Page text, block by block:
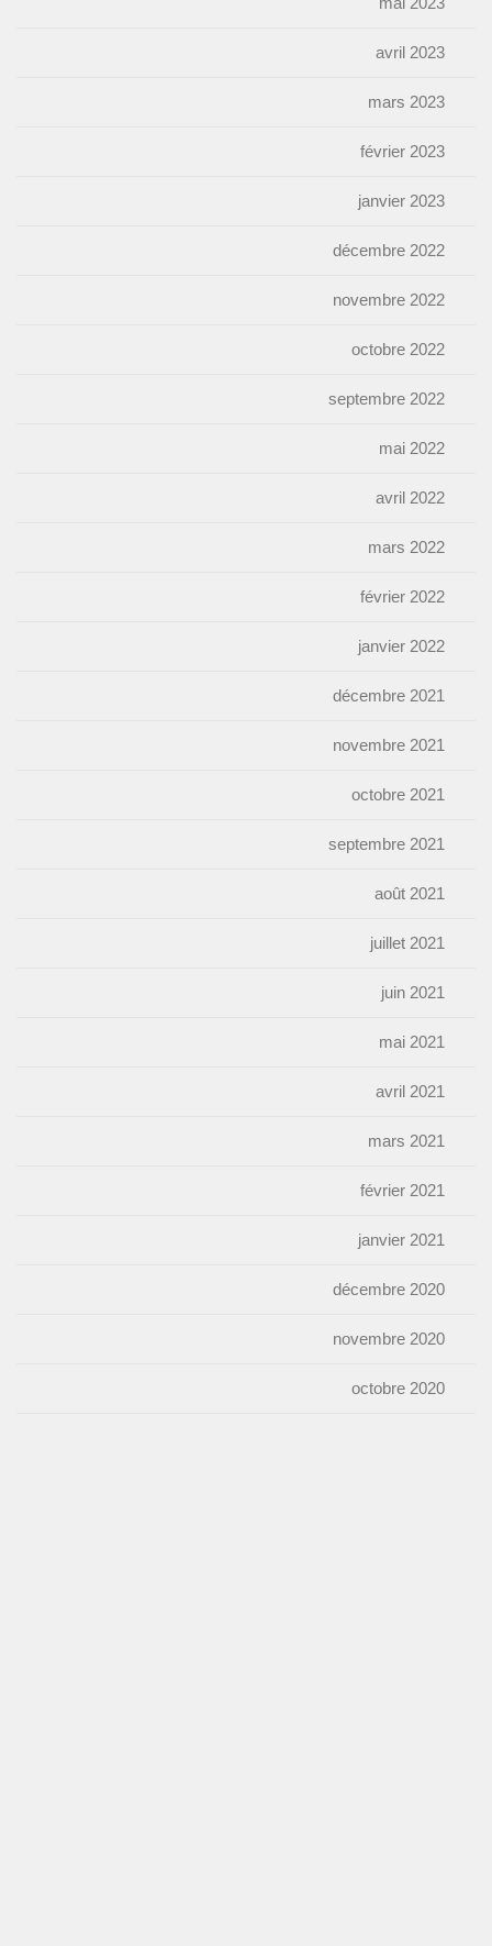
avril 2023
mars 2023
février 2023
janvier 2023
décembre 2022
novembre 2022
octobre 2022
septembre 2022
mai 2022
avril 2022
mars 2022
février 2022
janvier 2022
décembre 2021
novembre 2021
octobre 2021
septembre 2021
août 2021
juillet 2021
juin 2021
mai 2021
avril 2021
mars 2021
février 2021
janvier 2021
décembre 2020
novembre 2020
octobre 2020